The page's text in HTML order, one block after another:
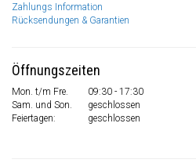
Zahlungs Information
Rücksendungen & Garantien
Öffnungszeiten
Mon. t/m Fre.
09:30 - 17:30
Sam. und Son.
geschlossen
Feiertagen:
geschlossen